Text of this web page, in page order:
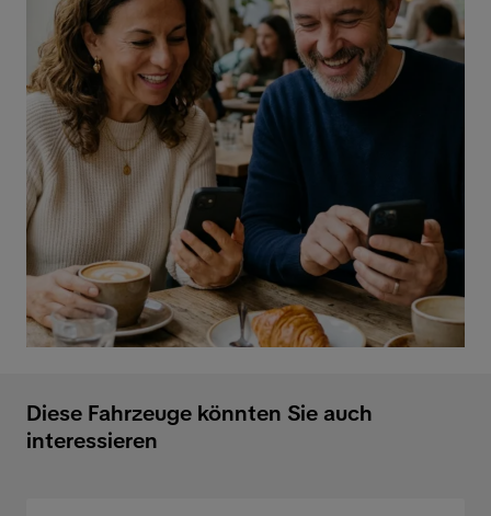
Diese Fahrzeuge könnten Sie auch
interessieren